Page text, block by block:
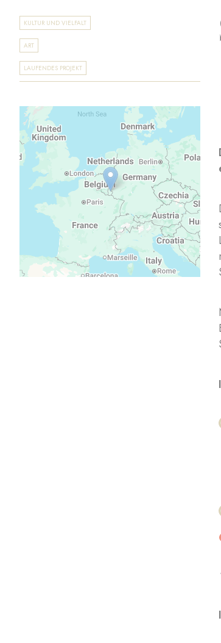
KULTUR UND VIELFALT
ART
LAUFENDES PROJEKT